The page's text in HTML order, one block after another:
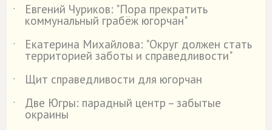
˙ Евгений Чуриков: "Пора прекратить
коммунальный грабёж югорчан"
˙
Екатерина Михайлова: "Округ должен стать
территорией заботы и справедливости"
˙
Щит справедливости для югорчан
˙
Две Югры: парадный центр – забытые
окраины